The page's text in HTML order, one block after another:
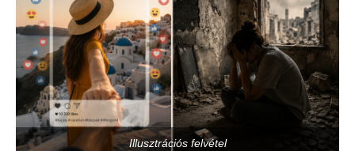
Illusztrációs felvétel